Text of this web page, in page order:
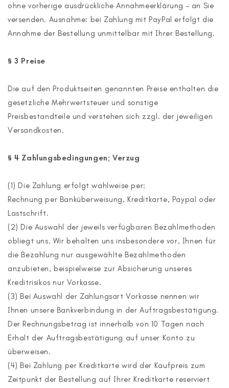
ohne vorherige ausdrückliche Annahmeerklärung – an Sie
versenden. Ausnahme: bei Zahlung mit PayPal erfolgt die
Annahme der Bestellung unmittelbar mit Ihrer Bestellung.
§ 3 Preise
Die auf den Produktseiten genannten Preise enthalten die
gesetzliche Mehrwertsteuer und sonstige
Preisbestandteile und verstehen sich zzgl. der jeweiligen
Versandkosten.
§ 4 Zahlungsbedingungen; Verzug
(1) Die Zahlung erfolgt wahlweise per:
Rechnung per Banküberweisung, Kreditkarte, Paypal oder
Lastschrift.
(2) Die Auswahl der jeweils verfügbaren Bezahlmethoden
obliegt uns. Wir behalten uns insbesondere vor, Ihnen für
die Bezahlung nur ausgewählte Bezahlmethoden
anzubieten, beispielweise zur Absicherung unseres
Kreditrisikos nur Vorkasse.
(3) Bei Auswahl der Zahlungsart Vorkasse nennen wir
Ihnen unsere Bankverbindung in der Auftragsbestätigung.
Der Rechnungsbetrag ist innerhalb von 10 Tagen nach
Erhalt der Auftragsbestätigung auf unser Konto zu
überweisen.
(4) Bei Zahlung per Kreditkarte wird der Kaufpreis zum
Zeitpunkt der Bestellung auf Ihrer Kreditkarte reserviert